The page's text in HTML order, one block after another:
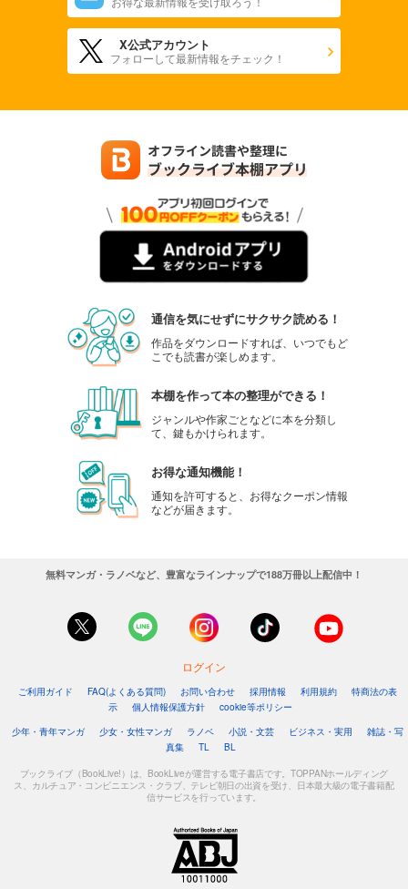
X公式アカウント
フォローして最新情報をチェック！
通信を気にせずにサクサク読める！
作品をダウンロードすれば、いつでもど
こでも読書が楽しめます。
本棚を作って本の整理ができる！
ジャンルや作家ごとなどに本を分類し
て、鍵もかけられます。
お得な通知機能！
通知を許可すると、お得なクーポン情報
などが届きます。
無料マンガ・ラノベなど、豊富なラインナップで188万冊以上配信中！
ログイン
ご利用ガイド FAQ(よくある質問) お問い合わせ 採用情報 利用規約
特商法の表
示
個人情報保護方針
cookie等ポリシー
少年・青年マンガ
少女・女性マンガ ラノベ 小説・文芸 ビジネス・実用
雑誌・写
真集
TL BL
ブックライブ（BookLive!）は、BookLiveが運営する電子書店です。TOPPANホールディング
ス、カルチュア・コンビニエンス・クラブ、テレビ朝日の出資を受け、日本最大級の電子書籍配
信サービスを行っています。